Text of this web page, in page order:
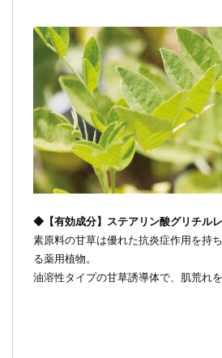
◆【有効成分】ステアリン酸グリチル
素原料の甘草は優れた抗炎症作用を持
る薬用植物。
油溶性タイプの甘草誘導体で、肌荒れを